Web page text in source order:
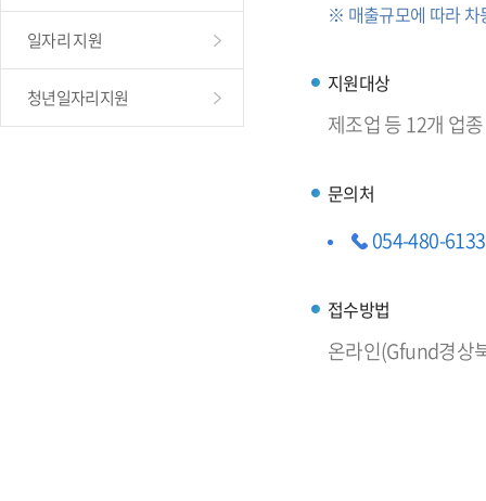
일자리 지원
청년일자리지원
※ 매출규모에 따라 차
지원대상
제조업 등 12개 업종
문의처
054-480-6133
접수방법
온라인(Gfund경상